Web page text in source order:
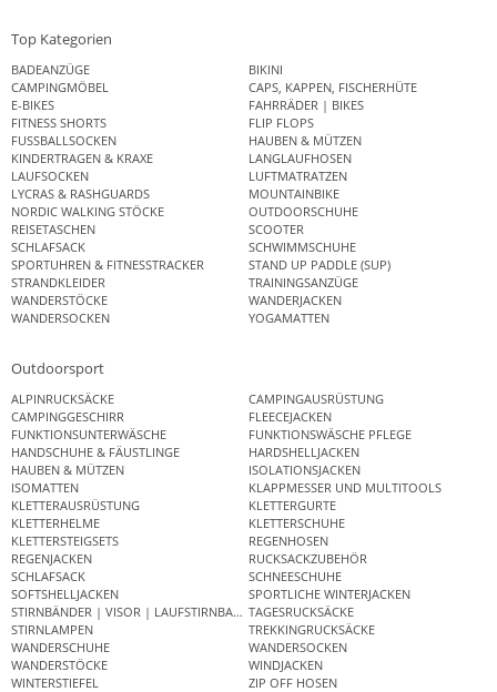
Top Kategorien
BADEANZÜGE
BIKINI
CAMPINGMÖBEL
CAPS, KAPPEN, FISCHERHÜTE
E-BIKES
FAHRRÄDER | BIKES
FITNESS SHORTS
FLIP FLOPS
FUSSBALLSOCKEN
HAUBEN & MÜTZEN
KINDERTRAGEN & KRAXE
LANGLAUFHOSEN
LAUFSOCKEN
LUFTMATRATZEN
LYCRAS & RASHGUARDS
MOUNTAINBIKE
NORDIC WALKING STÖCKE
OUTDOORSCHUHE
REISETASCHEN
SCOOTER
SCHLAFSACK
SCHWIMMSCHUHE
SPORTUHREN & FITNESSTRACKER
STAND UP PADDLE (SUP)
STRANDKLEIDER
TRAININGSANZÜGE
WANDERSTÖCKE
WANDERJACKEN
WANDERSOCKEN
YOGAMATTEN
Outdoorsport
ALPINRUCKSÄCKE
CAMPINGAUSRÜSTUNG
CAMPINGGESCHIRR
FLEECEJACKEN
FUNKTIONSUNTERWÄSCHE
FUNKTIONSWÄSCHE PFLEGE
HANDSCHUHE & FÄUSTLINGE
HARDSHELLJACKEN
HAUBEN & MÜTZEN
ISOLATIONSJACKEN
ISOMATTEN
KLAPPMESSER UND MULTITOOLS
KLETTERAUSRÜSTUNG
KLETTERGURTE
KLETTERHELME
KLETTERSCHUHE
KLETTERSTEIGSETS
REGENHOSEN
REGENJACKEN
RUCKSACKZUBEHÖR
SCHLAFSACK
SCHNEESCHUHE
SOFTSHELLJACKEN
SPORTLICHE WINTERJACKEN
STIRNBÄNDER | VISOR | LAUFSTIRNBANDTAGESRUCKSÄCKE
STIRNLAMPEN
TREKKINGRUCKSÄCKE
WANDERSCHUHE
WANDERSOCKEN
WANDERSTÖCKE
WINDJACKEN
WINTERSTIEFEL
ZIP OFF HOSEN